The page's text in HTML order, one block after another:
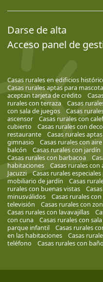
Darse de alta
Acceso panel de
Casas rurales en edificios
Casas rurales aptas para
aceptan tarjeta de crédito
rurales con terraza
Casas
con sala de juegos
Casas
ascensor
Casas rurales con
cubierto
Casas rurales con
restaurante
Casas rurales
gimnasio
Casas rurales con
balcón
Casas rurales con jardín
Casas rurales con barbacoa
habitaciones
Casas rurales
Jacuzzi
Casas rurales
mobiliario de jardín
Casas
rurales con buenas vistas
minusválidos
Casas rurales
televisión
Casas rurales con
Casas rurales con lavavajillas
con cuna
Casas rurales con
parque infantil
Casas rurales
en las habitaciones
Casas
teléfono
Casas rurales con